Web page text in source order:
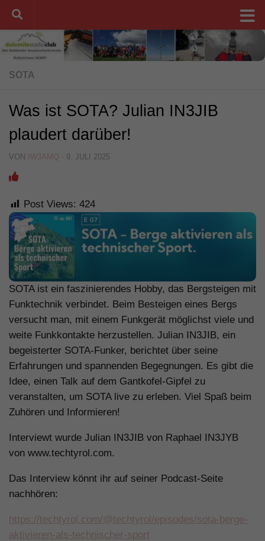
Unter dem Inhalt
SOTA
Was ist SOTA? Julian IN3JIB
plaudert darüber!
VON IW3AMQ · 9. JULI 2025
Post Views: 424
SOTA ist ein faszinierendes Hobby, das Bergsteigen mit
Funktechnik verbindet. Beim Besteigen eines Bergs
versucht man, mit einem Funkgerät möglichst viele und
weite Funkkontakte herzustellen. Julian IN3JIB, ein
begeisterter SOTA-Funker, berichtet über seine
Erfahrungen und spannenden Begegnungen. Es gibt die
Idee, einen Talk auf dem Gantkofel-Gipfel zu
veranstalten, um SOTA live zu erleben. Viel Spaß beim
Zuhören und Informieren!
Interviewt wurde Julian IN3JIB von Raphael IN3JYB
von www.techtyrol.com.
Das Interview könnt ihr auf seiner Podcast-Seite
nachhören:
https://techtyrol.com/@techtyrol/episodes/sota-berge-
aktivieren-als-technischer-sport